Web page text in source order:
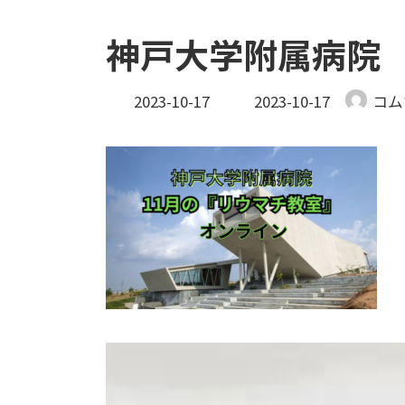
神戸大学附属病院
2023-10-17
最
日
時
:
2023-10-17 コ